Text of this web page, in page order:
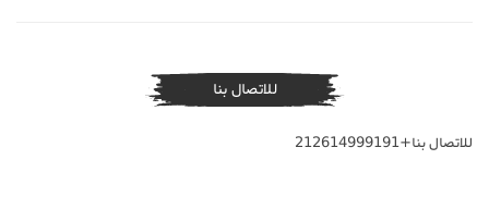
للاتصال بنا
للاتصال بنا+212614999191